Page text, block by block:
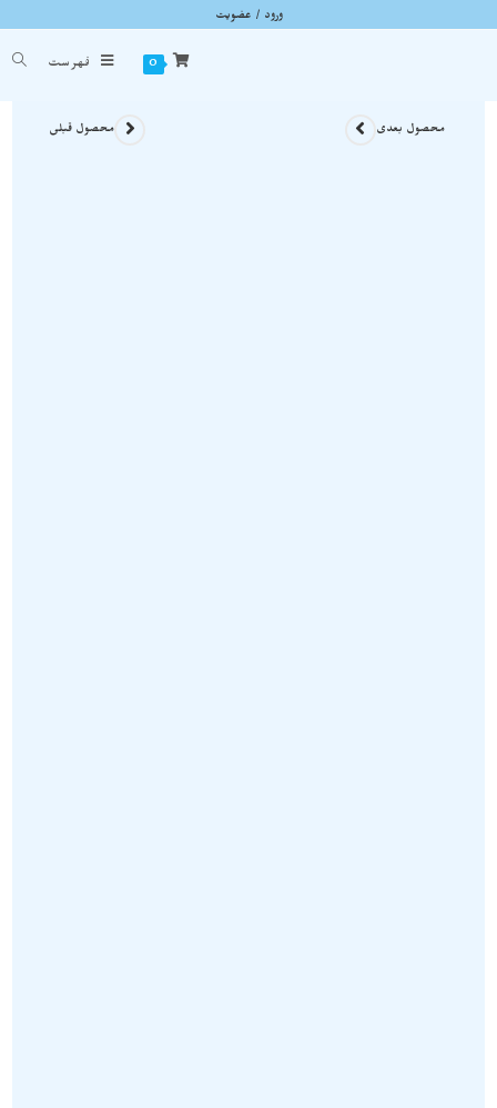
ورود / عضویت
0 فهرستگردنبند سنگ ابسیدین سبز معدنی و استثنایی A235
محصول قبلی محصول بعدی